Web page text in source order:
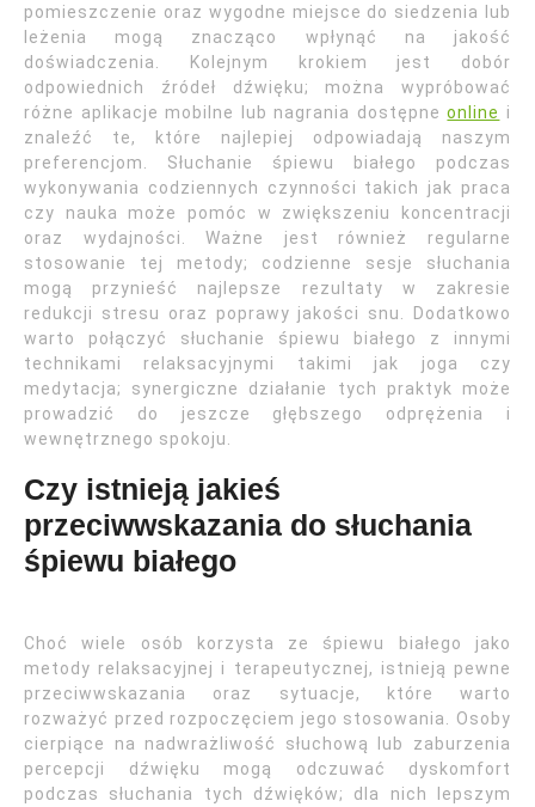
pomieszczenie oraz wygodne miejsce do siedzenia lub
leżenia mogą znacząco wpłynąć na jakość
doświadczenia. Kolejnym krokiem jest dobór
odpowiednich źródeł dźwięku; można wypróbować
różne aplikacje mobilne lub nagrania dostępneonline i
znaleźć te, które najlepiej odpowiadają naszym
preferencjom. Słuchanie śpiewu białego podczas
wykonywania codziennych czynności takich jak praca
czy nauka może pomóc w zwiększeniu koncentracji
oraz wydajności. Ważne jest również regularne
stosowanie tej metody; codzienne sesje słuchania
mogą przynieść najlepsze rezultaty w zakresie
redukcji stresu oraz poprawy jakości snu. Dodatkowo
warto połączyć słuchanie śpiewu białego z innymi
technikami relaksacyjnymi takimi jak joga czy
medytacja; synergiczne działanie tych praktyk może
prowadzić do jeszcze głębszego odprężenia i
wewnętrznego spokoju.
Czy istnieją jakieś
przeciwwskazania do słuchania
śpiewu białego
Choć wiele osób korzysta ze śpiewu białego jako
metody relaksacyjnej i terapeutycznej, istnieją pewne
przeciwwskazania oraz sytuacje, które warto
rozważyć przed rozpoczęciem jego stosowania. Osoby
cierpiące na nadwrażliwość słuchową lub zaburzenia
percepcji dźwięku mogą odczuwać dyskomfort
podczas słuchania tych dźwięków; dla nich lepszym